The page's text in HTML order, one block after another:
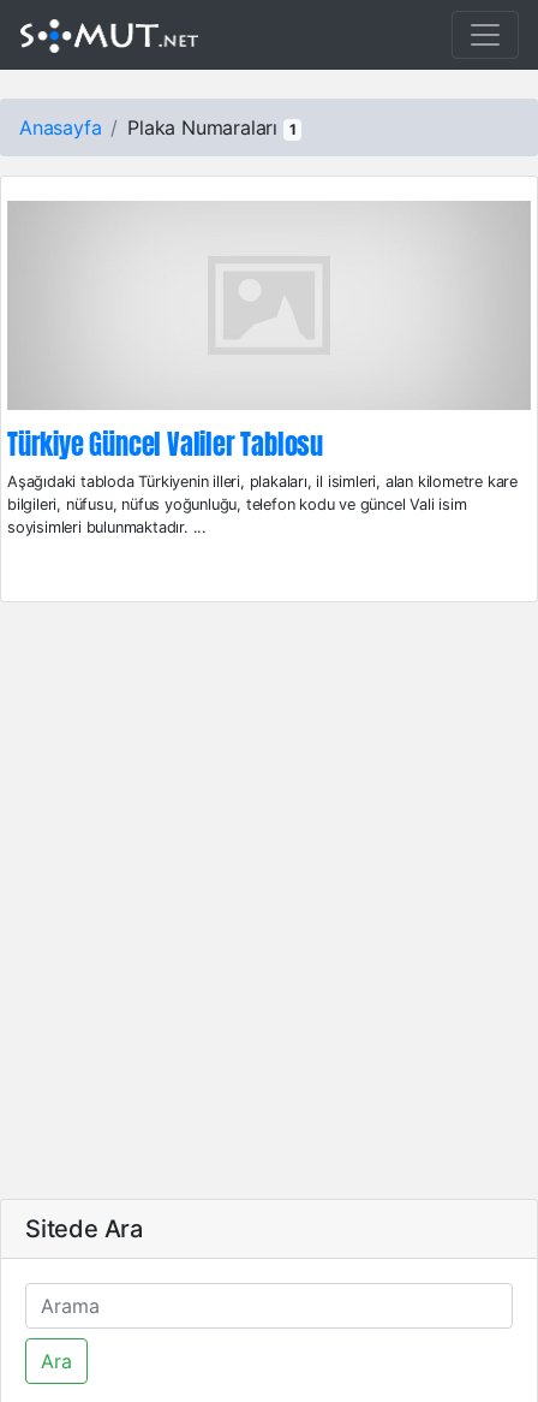
Anasayfa Plaka Numaraları 1
Türkiye Güncel Valiler Tablosu
Aşağıdaki tabloda Türkiyenin illeri, plakaları, il isimleri, alan kilometre kare
bilgileri, nüfusu, nüfus yoğunluğu, telefon kodu ve güncel Vali isim
soyisimleri bulunmaktadır. ...
Sitede Ara
Ara